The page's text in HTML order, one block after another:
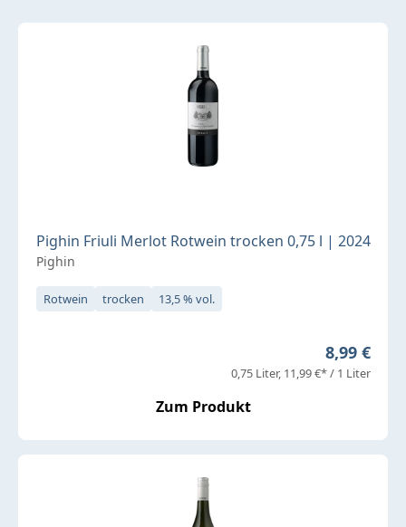
Pighin Friuli Merlot Rotwein trocken 0,75 l | 2024
Pighin
Rotwein trocken 13,5 % vol.
Regulärer
8,99 €
0,75 Liter 11,99 €* / 1 Liter
Zum Produkt